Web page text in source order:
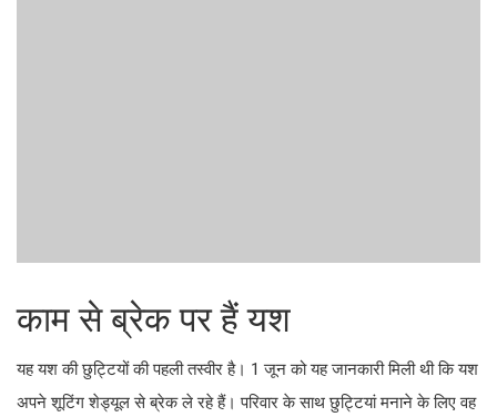
काम से ब्रेक पर हैं यश
यह यश की छुट्टियों की पहली तस्वीर है। 1 जून को यह जानकारी मिली थी कि यश
अपने शूटिंग शेड्यूल से ब्रेक ले रहे हैं। परिवार के साथ छुट्टियां मनाने के लिए वह